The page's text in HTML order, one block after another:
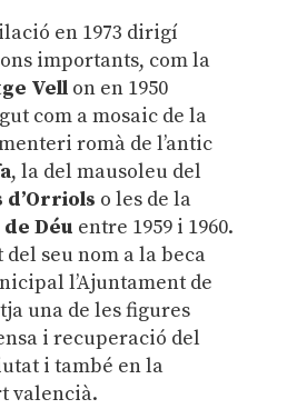
en 1973 dirigí
importants, com la
Vellon en 1950
com a mosaic de la
romà de l’antic
, la del mausoleu del
d’Orriols o les de la
Déu entre 1959 i 1960.
del seu nom a la beca
l’Ajuntament de
una de les figures
i recuperació del
i també en la
valencià.